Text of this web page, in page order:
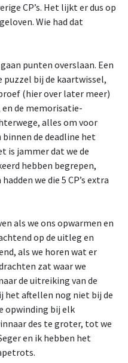
CP’s. Het lijkt er dus op
Wie had dat
punten overslaan. Een
puzzel bij de kaartwissel,
(hier over later meer)
de memorisatie-
alles om voor
de deadline het
is jammer dat we de
hebben begrepen,
we die 5 CP’s extra
als we ons opwarmen en
op de uitleg en
als we horen wat er
zat waar we
de uitreiking van de
het aftellen nog niet bij de
opwinding bij elk
des te groter, tot we
en ik hebben het